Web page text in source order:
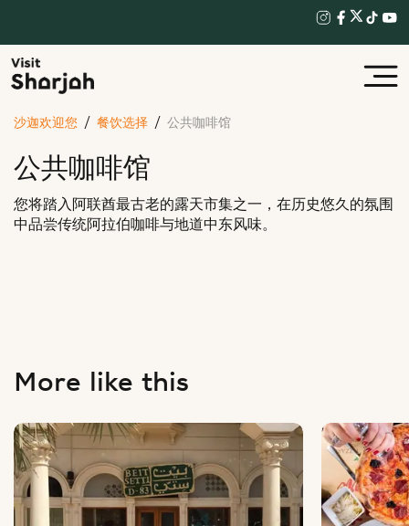
沙迦欢迎您 餐饮选择 公共咖啡馆
公共咖啡馆
您将踏入阿联酋最古老的露天市集之一，在历史悠久的氛围
中品尝传统阿拉伯咖啡与地道中东风味。
More like this